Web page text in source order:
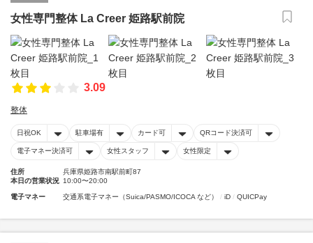
女性専門整体 La Creer 姫路駅前院
3.09
整体
日祝OK 駐車場有 カード可 QRコード決済可
電子マネー決済可 女性スタッフ 女性限定
住所
兵庫県姫路市南駅前町87
本日の営業状況 10:00〜20:00
電子マネー 交通系電子マネー（Suica/PASMO/ICOCA など） iD QUICPay